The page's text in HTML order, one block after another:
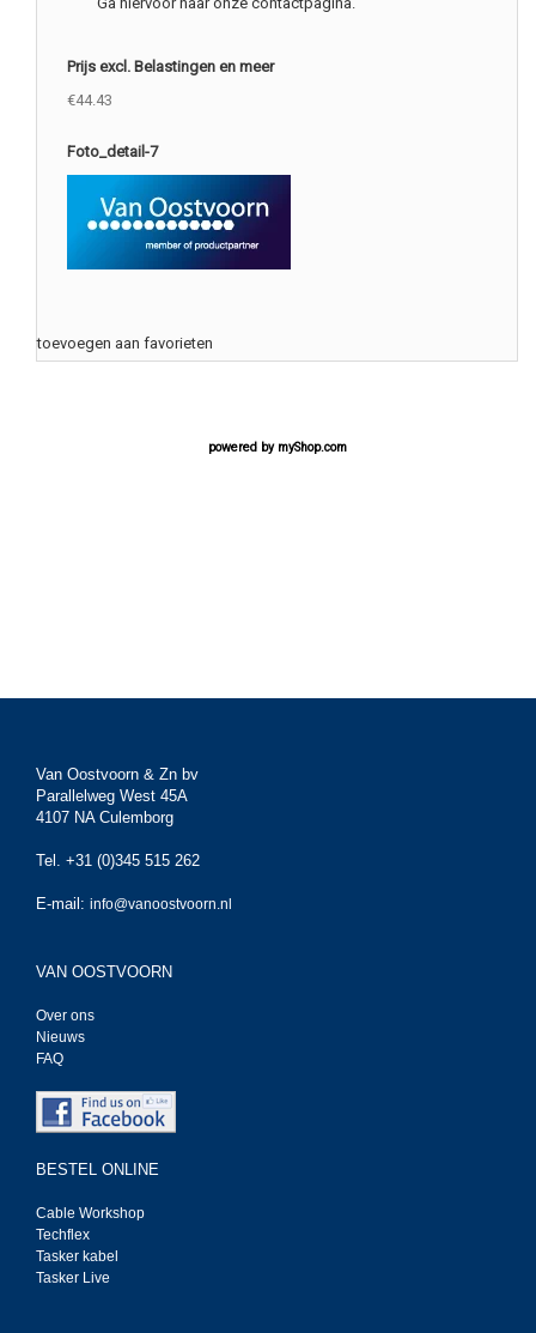
Prijs excl. Belastingen en meer
€44.43
Foto_detail-7
toevoegen aan favorieten
powered by myShop.com
Van Oostvoorn & Zn bv
Parallelweg West 45A
4107 NA Culemborg
Tel. +31 (0)345 515 262
E-mail: info@vanoostvoorn.nl
VAN OOSTVOORN
Over ons
Nieuws
FAQ
BESTEL ONLINE
Cable Workshop
Techflex
Tasker kabel
Tasker Live